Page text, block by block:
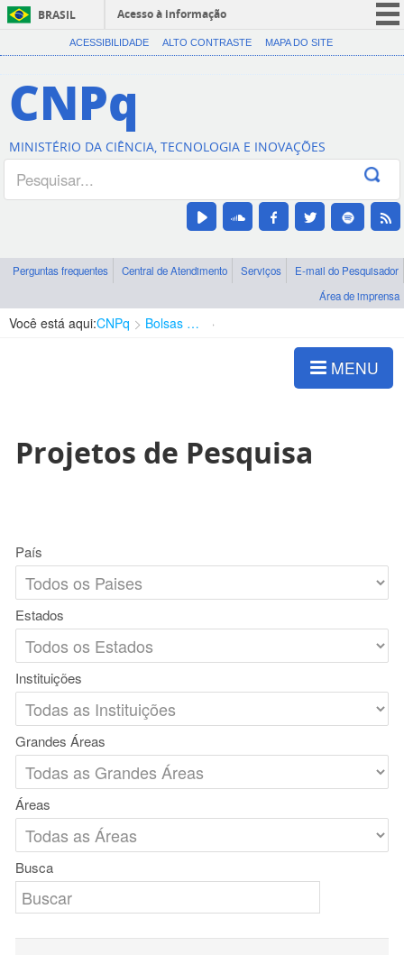
BRASIL
Acesso à informação
CORONAVÍRUS (COVID-19)
Canais
ACESSIBILIDADE ALTO CONTRASTE MAPA DO SITE
CNPq
MINISTÉRIO DA CIÊNCIA, TECNOLOGIA E INOVAÇÕES
Perguntas frequentes Central de Atendimento Serviços
E-mail do Pesquisador
Área de imprensa
Você está aqui:CNPq Bolsas e Auxílios Vigentes
MENU
Projetos de Pesquisa
País
Estados
Instituições
Grandes Áreas
Áreas
Busca